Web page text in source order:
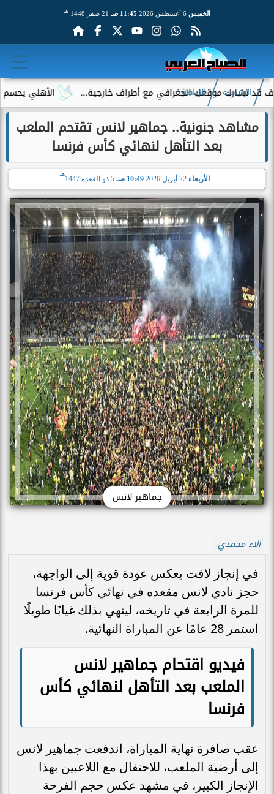
الخميس 11:45 صـ 21 صفر 1448 هـ
الأهلي يحسم الجدل موقعك الجغرافي مع أطراف خارجية...
الرئيسية الرياضة
مشاهد جنونية.. جماهير لانس تقتحم الملعب
بعد التأهل لنهائي كأس فرنسا
الأربعاء 22 أبريل 2026 10:49 صـ 5 ذو القعدة 1447
هـ
جماهير لانس
آلاء محمدي
في إنجاز لافت يعكس عودة قوية إلى الواجهة،
حجز نادي لانس مقعده في نهائي كأس فرنسا
للمرة الرابعة في تاريخه، لينهي بذلك غيابًا طويلًا
استمر 28 عامًا عن المباراة النهائية.
فيديو اقتحام جماهير لانس
الملعب بعد التأهل لنهائي كأس
فرنسا
عقب صافرة نهاية المباراة، اندفعت جماهير لانس
إلى أرضية الملعب، للاحتفال مع اللاعبين بهذا
الإنجاز الكبير، في مشهد عكس حجم الفرحة